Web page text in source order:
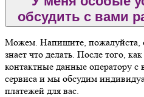
обсудить с вами
Можем. Напишите, пожалуйста,
знает что делать. После того,
контактные данные оператору с
сервиса и мы обсудим
платежей для вас.